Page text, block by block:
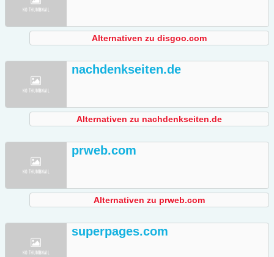
Alternativen zu disgoo.com
nachdenkseiten.de
Alternativen zu nachdenkseiten.de
prweb.com
Alternativen zu prweb.com
superpages.com